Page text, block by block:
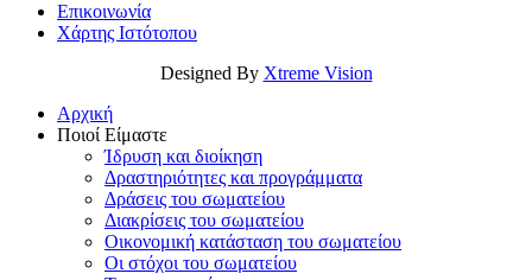
Επικοινωνία
Χάρτης Ιστότοπου
Designed By Xtreme Vision
Αρχική
Ποιοί Είμαστε
Ίδρυση και διοίκηση
Δραστηριότητες και προγράμματα
Δράσεις του σωματείου
Διακρίσεις του σωματείου
Οικονομική κατάσταση του σωματείου
Οι στόχοι του σωματείου